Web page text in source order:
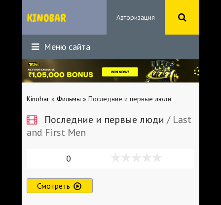
Авторизация
Меню сайта
Kinobar » Фильмы » Последние и первые люди
Последние и первые люди / Last
and First Men
0
Смотреть